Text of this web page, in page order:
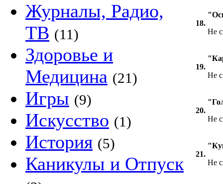
Журналы, Радио,
ТВ (11)
Здоровье и
Медицина (21)
Игры (9)
Искусство (1)
История (5)
Каникулы и Отпуск
18.
Не
19.
Не
20.
Не
21.
Не